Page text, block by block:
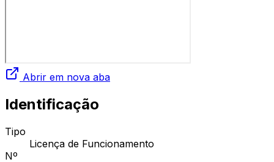
Abrir em nova aba
Identificação
Tipo
Licença de Funcionamento
Nº